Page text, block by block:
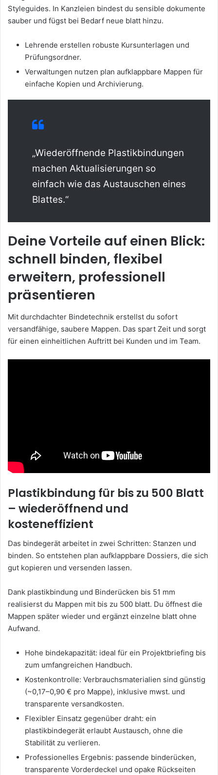
Styleguides. In Kanzleien bindest du sensible dokumente
sauber und fügst bei Bedarf neue blatt hinzu.
Lehrende erstellen robuste Kursunterlagen und
Prüfungsordner.
Verwaltungen nutzen plan aufklappbare Mappen für
einfache Kopien und Archivierung.
„Wiederöffnende Plastikbindungen
machen Aktualisierungen so
einfach wie das Austauschen eines
Blattes.“
Deine Vorteile auf einen Blick:
schnell binden, flexibel
erweitern, professionell
präsentieren
Mit durchdachter Bindetechnik erstellst du sofort
versandfähige, saubere Mappen. Das spart Zeit und sorgt
für einen einheitlichen Auftritt bei Kunden und im Team.
Plastikbindung für bis zu 500 Blatt
– wiederöffnend und
kosteneffizient
Das bindegerät arbeitet in zwei Schritten: Stanzen und
binden. So entstehen plan aufklappbare Dossiers, die sich
gut kopieren und versenden lassen.
Dank plastikbindung und Binderücken bis 51 mm
realisierst du Mappen mit bis zu 500 blatt. Du öffnest die
Mappen später wieder und ergänzt einzelne blatt ohne
Aufwand.
Hohe bindekapazität: ideal für ein Projektbriefing bis
zum umfangreichen Handbuch.
Kostenkontrolle: Verbrauchsmaterialien sind günstig
(~0,17–0,90 € pro Mappe), inklusive mwst. und
transparente versandkosten.
Flexibler Einsatz gegenüber draht: ein
plastikbindegerät erlaubt Austausch, ohne die
Stabilität zu verlieren.
Professionelles Ergebnis: passende binderücken,
transparente Vorderdeckel und opake Rückseiten